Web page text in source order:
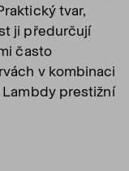
tvar,
ji předurčují
často
v kombinaci
prestižní